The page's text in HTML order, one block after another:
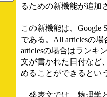
るための新機能が追加
この新機能は、Google
である。All articlesの
articlesの場合はランキ
文が書かれた日付など
めることができるとい
発表文では、物理学